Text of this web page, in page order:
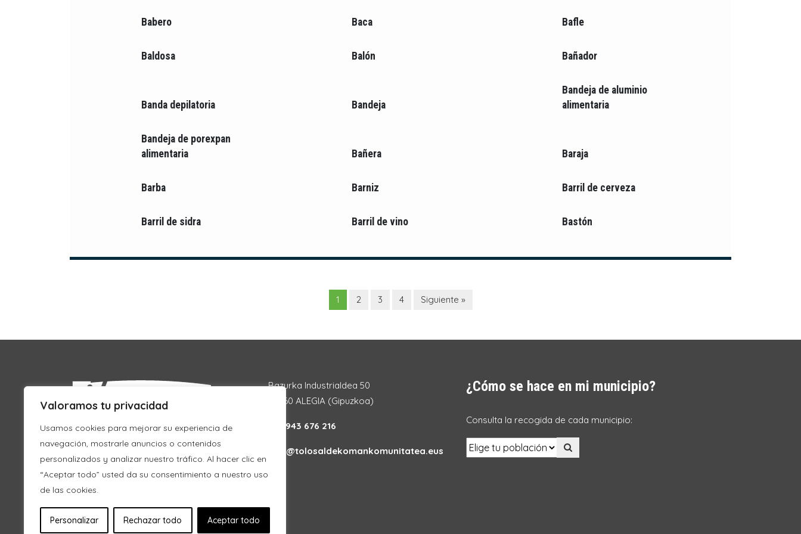
Valoramos tu privacidad
Usamos cookies para mejorar su experiencia de
navegación, mostrarle anuncios o contenidos
personalizados y analizar nuestro tráfico. Al hacer clic en
“Aceptar todo” usted da su consentimiento a nuestro uso
de las cookies.
Personalizar Rechazar todo Aceptar todo
Babero Baca Bafle
Baldosa Balón Bañador
Banda depilatoria Bandeja
Bandeja de aluminio
alimentaria
Bandeja de porexpan
alimentaria
Bañera Baraja
Barba Barniz Barril de cerveza
Barril de sidra Barril de vino Bastón
1 2 3 4 Siguiente »
Bazurka Industrialdea 50
20260 ALEGIA (Gipuzkoa)
943 676 216
info@tolosaldekomankomunitatea.eus
¿Cómo se hace en mi municipio?
Consulta la recogida de cada municipio: